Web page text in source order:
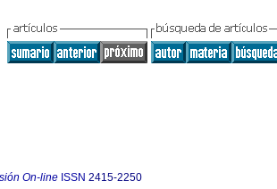
On-line ISSN 2415-2250